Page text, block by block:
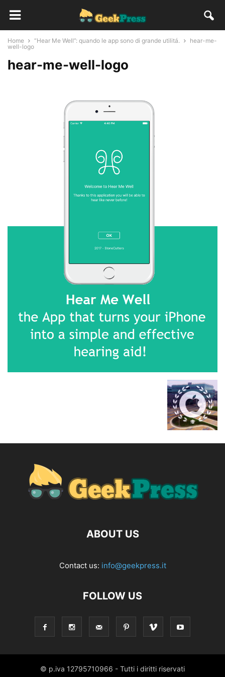
Home “Hear Me Well”: quando le app sono di grande utilitá.
hear-me-
well-logo
hear-me-well-logo
ABOUT US
Contact us: info@geekpress.it
FOLLOW US
© p.iva 12795710966 - Tutti i diritti riservati